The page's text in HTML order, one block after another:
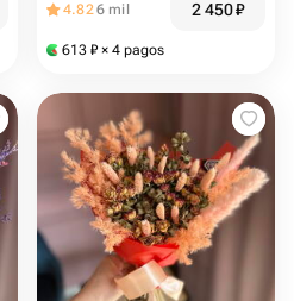
4.826 mil 2 450₽
613 ₽ × 4 pagos